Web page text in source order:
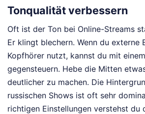
Tonqualität verbessern
Oft ist der Ton bei Online-Streams
Er klingt blechern. Wenn du externe
Kopfhörer nutzt, kannst du mit
gegensteuern. Hebe die Mitten
deutlicher zu machen. Die
russischen Shows ist oft sehr
richtigen Einstellungen verstehst du